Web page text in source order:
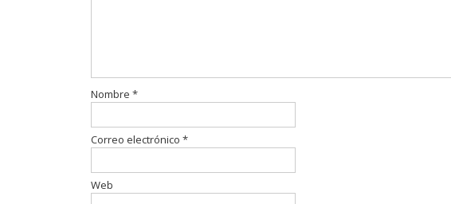
Nombre *
Correo electrónico *
Web